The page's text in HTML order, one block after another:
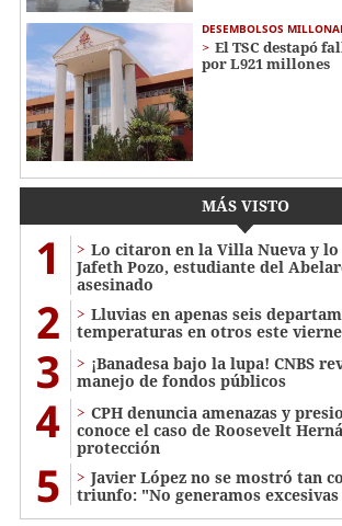
DESEMBOLSOS
El TSC destapó
por L921 millones
MÁS VISTO
1
Lo citaron en la Villa Nueva y
Jafeth Pozo, estudiante del
asesinado
2
Lluvias en apenas seis
temperaturas en otros este
3
¡Banadesa bajo la lupa! CNBS
manejo de fondos públicos
4
CPH denuncia amenazas y
conoce el caso de Roosevelt
protección
5
Javier López no se mostró tan
triunfo: "No generamos excesivas